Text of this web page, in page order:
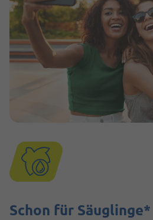
Schon für Säuglinge*